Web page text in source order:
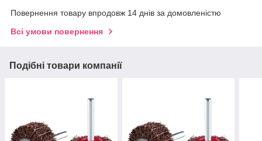
Повернення товару впродовж 14 днів за домовленістю
Всі умови повернення
Подібні товари компанії